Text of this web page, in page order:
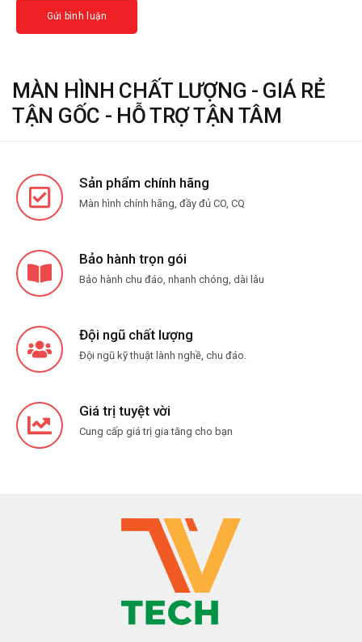
MÀN HÌNH CHẤT LƯỢNG - GIÁ RẺ
TẬN GỐC - HỖ TRỢ TẬN TÂM
Sản phẩm chính hãng
Màn hình chính hãng, đầy đủ CO, CQ
Bảo hành trọn gói
Bảo hành chu đáo, nhanh chóng, dài lâu
Đội ngũ chất lượng
Đội ngũ kỹ thuật lành nghề, chu đáo.
Giá trị tuyệt vời
Cung cấp giá trị gia tăng cho bạn